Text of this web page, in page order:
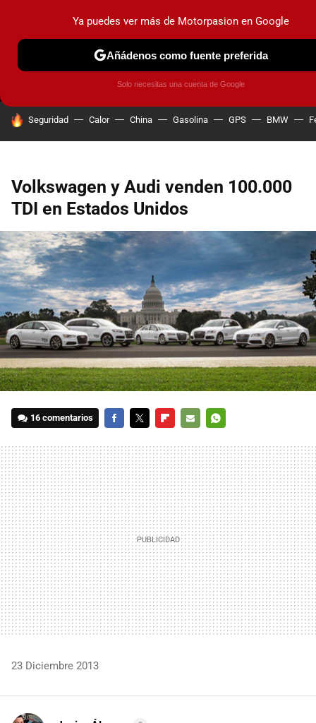
MENÚ NUEVO
COCHES ELÉCTRICOS OBSERVATORIO
HOY SE HABLA DE
Seguridad Calor China Gasolina GPS BMW
Volkswagen y Audi venden 100.000
TDI en Estados Unidos
16 comentarios
MAIL
23 Diciembre 2013
Ya puedes ver más de Motorpasion en Google
Añádenos como fuente preferida
Solo necesitas una cuenta de Google